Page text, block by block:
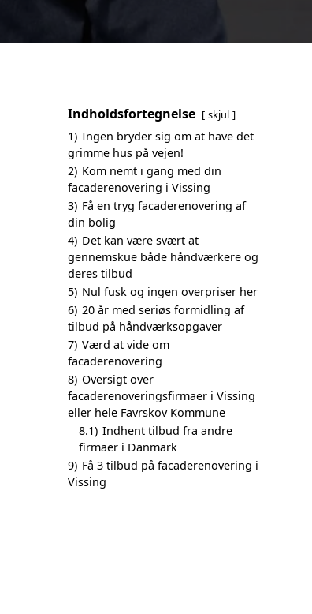
Indholdsfortegnelse skjul
1) Ingen bryder sig om at have det
grimme hus på vejen!
2) Kom nemt i gang med din
facaderenovering i Vissing
3) Få en tryg facaderenovering af
din bolig
4) Det kan være svært at
gennemskue både håndværkere og
deres tilbud
5) Nul fusk og ingen overpriser her
6) 20 år med seriøs formidling af
tilbud på håndværksopgaver
7) Værd at vide om
facaderenovering
8) Oversigt over
facaderenoveringsfirmaer i Vissing
eller hele Favrskov Kommune
8.1) Indhent tilbud fra andre
firmaer i Danmark
9) Få 3 tilbud på facaderenovering i
Vissing